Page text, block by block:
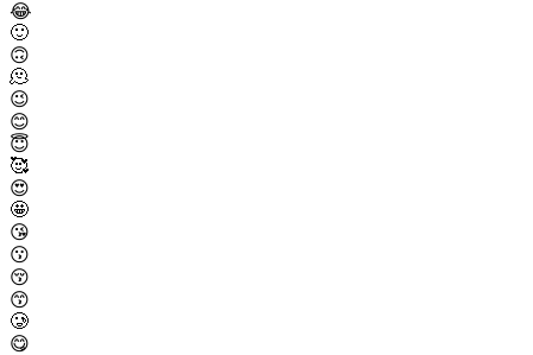
😂
🙂
🙃
🫠
😉
😊
😇
🥰
😍
🤩
😘
😗
😚
😙
🥲
😋